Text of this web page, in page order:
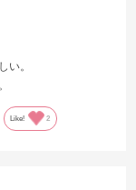
い。
Like! 2